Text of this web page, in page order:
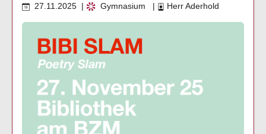
27.11.2025 | Gymnasium | Herr Aderhold